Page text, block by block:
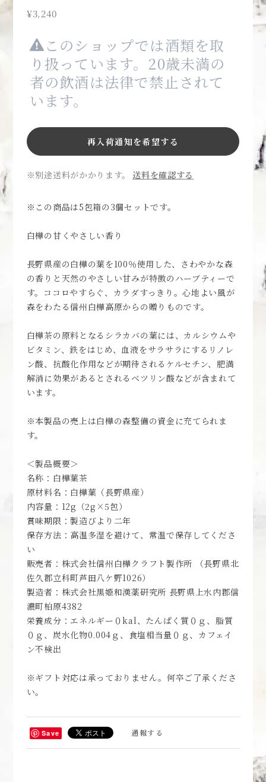
¥3,240
このショップでは酒類を取
り扱っています。20歳未満の
者の飲酒は法律で禁止されて
います。
再入荷通知を希望する
※別途送料がかかります。 送料を確認する
※この商品は5包箱の3個セットです。
白樺の甘くやさしい香り
長野県産の白樺の葉を100％使用した、さわやかな森
の香りと天然のやさしい甘みが特徴のハーブティーで
す。ココロやすらぐ、カラダすっきり。心地よい風が
森をわたる信州白樺高原からの贈りものです。
白樺茶の原料となるシラカバの葉には、カルシウムや
ビタミン、鉄をはじめ、血液をサラサラにするリノレ
ン酸、抗酸化作用などが期待されるケルセチン、肥満
解消に効果があるとされるベツリン酸などが含まれて
います。
※本製品の売上は白樺の森整備の資金に充てられま
す。
＜製品概要＞
名称：白樺葉茶
原材料名：白樺葉（長野県産）
内容量：12g（2g×5包）
賞味期限：製造びより二年
保存方法：高温多湿を避けて、常温で保存してくださ
い
販売者：株式会社信州白樺クラフト製作所 （長野県北
佐久郡立科町芦田八ケ野1026）
製造者：株式会社黒姫和漢薬研究所 長野県上水内郡信
濃町柏原4382
栄養成分：エネルギー０kal、たんぱく質０ｇ、脂質
０ｇ、炭水化物0.004ｇ、食塩相当量０ｇ、カフェイ
ン不検出
※ギフト対応は承っておりません。何卒ご了承くださ
い。
Save 通報する